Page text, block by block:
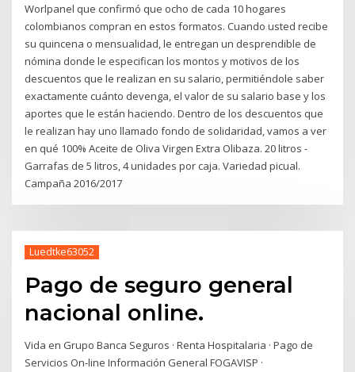
Worlpanel que confirmó que ocho de cada 10 hogares
colombianos compran en estos formatos. Cuando usted recibe
su quincena o mensualidad, le entregan un desprendible de
nómina donde le especifican los montos y motivos de los
descuentos que le realizan en su salario, permitiéndole saber
exactamente cuánto devenga, el valor de su salario base y los
aportes que le están haciendo. Dentro de los descuentos que
le realizan hay uno llamado fondo de solidaridad, vamos a ver
en qué 100% Aceite de Oliva Virgen Extra Olibaza. 20 litros -
Garrafas de 5 litros, 4 unidades por caja. Variedad picual.
Campaña 2016/2017
Luedtke63052
Pago de seguro general
nacional online.
Vida en Grupo Banca Seguros · Renta Hospitalaria · Pago de
Servicios On-line Información General FOGAVISP ·